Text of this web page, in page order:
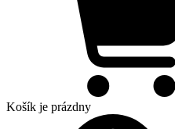
Košík je prázdny